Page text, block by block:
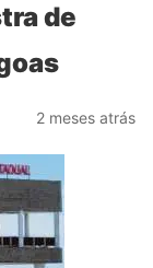
de
2 meses atrás